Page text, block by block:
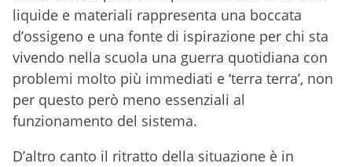
liquide e materiali rappresenta una boccata
d’ossigeno e una fonte di ispirazione per chi sta
vivendo nella scuola una guerra quotidiana con
problemi molto più immediati e ‘terra terra’, non
per questo però meno essenziali al
funzionamento del sistema.
D’altro canto il ritratto della situazione è in